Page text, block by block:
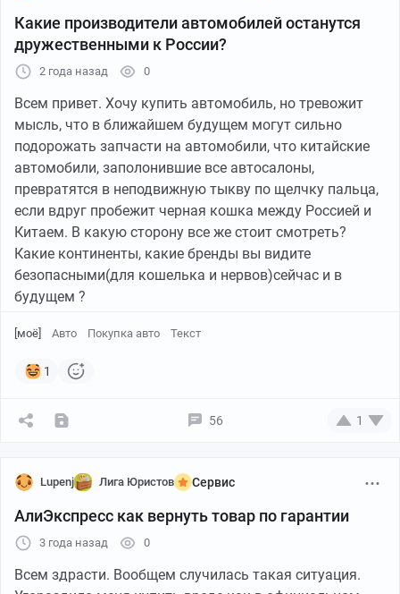
Какие производители автомобилей останутся
дружественными к России?
2 года назад 0
Всем привет. Хочу купить автомобиль, но тревожит
мысль, что в ближайшем будущем могут сильно
подорожать запчасти на автомобили, что китайские
автомобили, заполонившие все автосалоны,
превратятся в неподвижную тыкву по щелчку пальца,
если вдруг пробежит черная кошка между Россией и
Китаем. В какую сторону все же стоит смотреть?
Какие континенты, какие бренды вы видите
безопасными(для кошелька и нервов)сейчас и в
будущем ?
[моё] Авто Покупка авто Текст
1
56 1
Lupenj Лига Юристов Сервис
АлиЭкспресс как вернуть товар по гарантии
3 года назад 0
Всем здрасти. Вообщем случилась такая ситуация.